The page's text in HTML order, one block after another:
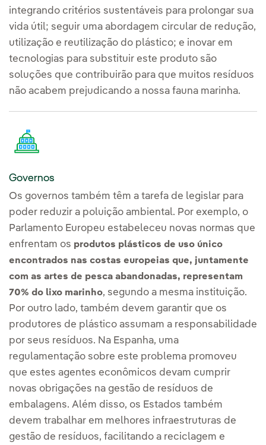
integrando critérios sustentáveis para prolongar sua
vida útil; seguir uma abordagem circular de redução,
utilização e reutilização do plástico; e inovar em
tecnologias para substituir este produto são
soluções que contribuirão para que muitos resíduos
não acabem prejudicando a nossa fauna marinha.
Governos
Os governos também têm a tarefa de legislar para
poder reduzir a poluição ambiental. Por exemplo, o
Parlamento Europeu estabeleceu novas normas que
enfrentam os produtos plásticos de uso único
encontrados nas costas europeias que, juntamente
com as artes de pesca abandonadas, representam
70% do lixo marinho, segundo a mesma instituição.
Por outro lado, também devem garantir que os
produtores de plástico assumam a responsabilidade
por seus resíduos. Na Espanha, uma
regulamentação sobre este problema promoveu
que estes agentes econômicos devam cumprir
novas obrigações na gestão de resíduos de
embalagens. Além disso, os Estados também
devem trabalhar em melhores infraestruturas de
gestão de resíduos, facilitando a reciclagem e